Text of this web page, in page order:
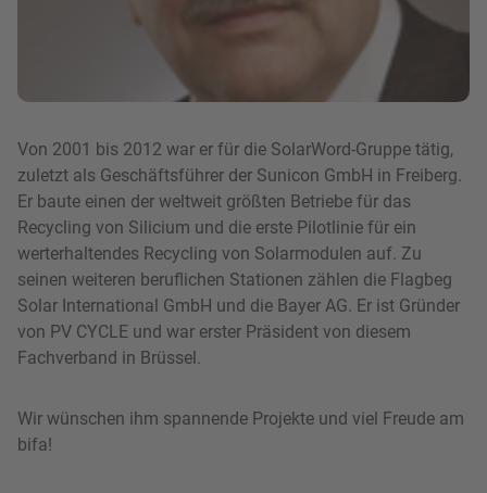
Von 2001 bis 2012 war er für die SolarWord-Gruppe tätig,
zuletzt als Geschäftsführer der Sunicon GmbH in Freiberg.
Er baute einen der weltweit größten Betriebe für das
Recycling von Silicium und die erste Pilotlinie für ein
werterhaltendes Recycling von Solarmodulen auf. Zu
seinen weiteren beruflichen Stationen zählen die Flagbeg
Solar International GmbH und die Bayer AG. Er ist Gründer
von PV CYCLE und war erster Präsident von diesem
Fachverband in Brüssel.
Wir wünschen ihm spannende Projekte und viel Freude am
bifa!